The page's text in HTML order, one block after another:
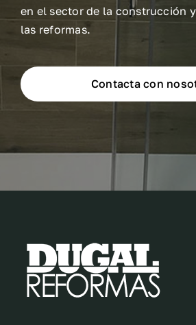
en el sector de la construcción
las reformas.
Contacta con